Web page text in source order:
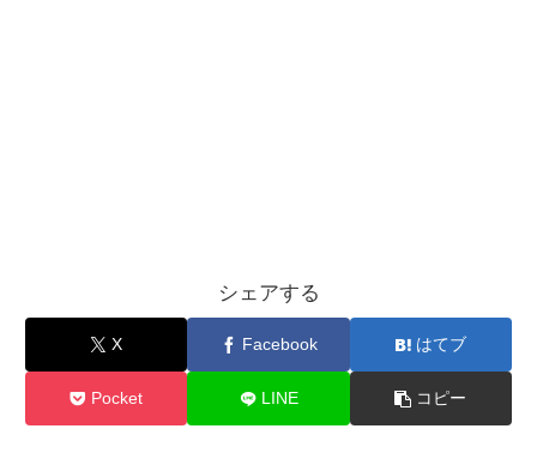
シェアする
X Facebook はてブ
Pocket LINE コピー